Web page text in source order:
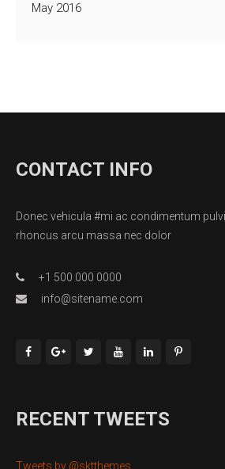
May 2016
CONTACT INFO
Donec vehicula #mi ac condimentum
rhoncus arcu massa nec dolor
+1 500 000 0000
info@sitename.com
RECENT TWEETS
Tweets by @sktthemes